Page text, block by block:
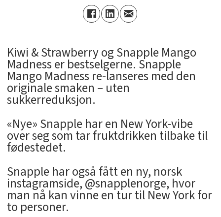
Kiwi & Strawberry og Snapple Mango
Madness er bestselgerne. Snapple
Mango Madness re-lanseres med den
originale smaken – uten
sukkerreduksjon.
«Nye» Snapple har en New York-vibe
over seg som tar fruktdrikken tilbake til
fødestedet.
Snapple har også fått en ny, norsk
instagramside, @snapplenorge, hvor
man nå kan vinne en tur til New York for
to personer.